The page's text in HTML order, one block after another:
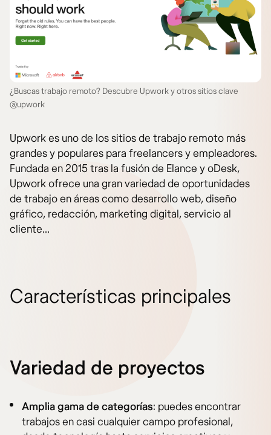
¿Buscas trabajo remoto? Descubre Upwork y otros sitios clave
@upwork
Upwork es uno de los sitios de trabajo remoto más
grandes y populares para freelancers y empleadores.
Fundada en 2015 tras la fusión de Elance y oDesk,
Upwork ofrece una gran variedad de oportunidades
de trabajo en áreas como desarrollo web, diseño
gráfico, redacción, marketing digital, servicio al
cliente…
Características principales
Variedad de proyectos
Amplia gama de categorías: puedes encontrar
trabajos en casi cualquier campo profesional,